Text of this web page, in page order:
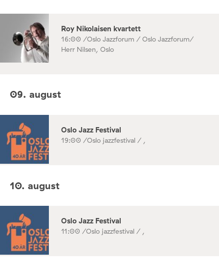
Roy Nikolaisen kvartett
16:00 /Oslo Jazzforum / Oslo Jazzforum/
Herr Nilsen, Oslo
09. august
Oslo Jazz Festival
19:00 /Oslo jazzfestival / ,
10. august
Oslo Jazz Festival
11:00 /Oslo jazzfestival / ,